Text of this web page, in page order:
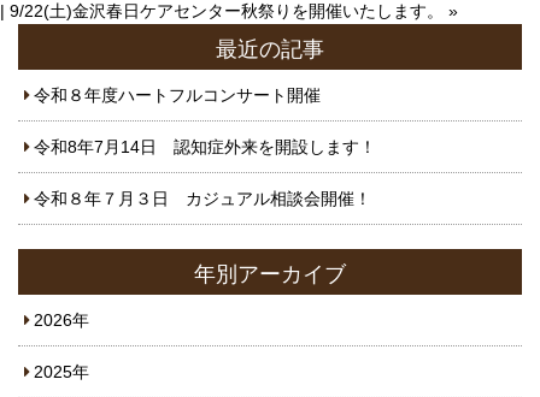
| 9/22(土)金沢春日ケアセンター秋祭りを開催いたします。 »
最近の記事
令和８年度ハートフルコンサート開催
令和8年7月14日 認知症外来を開設します！
令和８年７月３日 カジュアル相談会開催！
年別アーカイブ
2026年
2025年